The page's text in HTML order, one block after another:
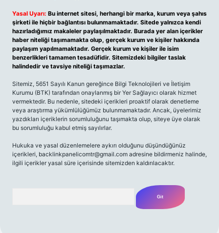
Yasal Uyarı: Bu internet sitesi, herhangi bir marka, kurum veya şahıs
şirketi ile hiçbir bağlantısı bulunmamaktadır. Sitede yalnızca kendi
hazırladığımız makaleler paylaşılmaktadır. Burada yer alan içerikler
haber niteliği taşımamakta olup, gerçek kurum ve kişiler hakkında
paylaşım yapılmamaktadır. Gerçek kurum ve kişiler ile isim
benzerlikleri tamamen tesadüfidir. Sitemizdeki bilgiler taslak
halindedir ve tavsiye niteliği taşımazlar.
Sitemiz, 5651 Sayılı Kanun gereğince Bilgi Teknolojileri ve İletişim
Kurumu (BTK) tarafından onaylanmış bir Yer Sağlayıcı olarak hizmet
vermektedir. Bu nedenle, sitedeki içerikleri proaktif olarak denetleme
veya araştırma yükümlülüğümüz bulunmamaktadır. Ancak, üyelerimiz
yazdıkları içeriklerin sorumluluğunu taşımakta olup, siteye üye olarak
bu sorumluluğu kabul etmiş sayılırlar.
Hukuka ve yasal düzenlemelere aykırı olduğunu düşündüğünüz
içerikleri, backlinkpanelicomtr@gmail.com adresine bildirmeniz halinde,
ilgili içerikler yasal süre içerisinde sitemizden kaldırılacaktır.